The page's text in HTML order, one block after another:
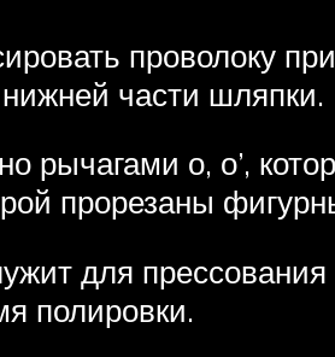
проволоку
части шляпки.
рычагами о, о’,
прорезаны
для прессования
полировки.